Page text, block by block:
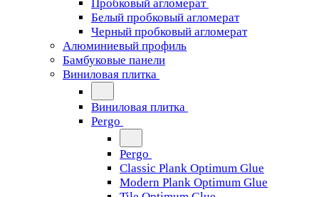
Пробковый агломерат
Белый пробковый агломерат
Черный пробковый агломерат
Алюминиевый профиль
Бамбуковые панели
Виниловая плитка
Виниловая плитка
Pergo
Pergo
Classic Plank Optimum Glue
Modern Plank Optimum Glue